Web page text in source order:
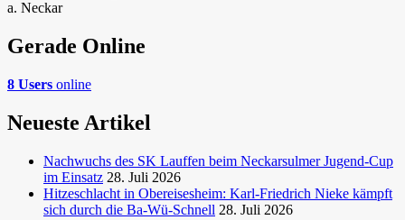
a. Neckar
Gerade Online
8 Users online
Neueste Artikel
Nachwuchs des SK Lauffen beim Neckarsulmer Jugend-Cup
im Einsatz 28. Juli 2026
Hitzeschlacht in Obereisesheim: Karl-Friedrich Nieke kämpft
sich durch die Ba-Wü-Schnell 28. Juli 2026